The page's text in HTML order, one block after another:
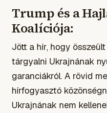
Trump és a
Koalíciója:
Jött a hír, hogy
tárgyalni Ukrajnának
garanciákról. A rövid
hírfogyasztó
Ukrajnának nem